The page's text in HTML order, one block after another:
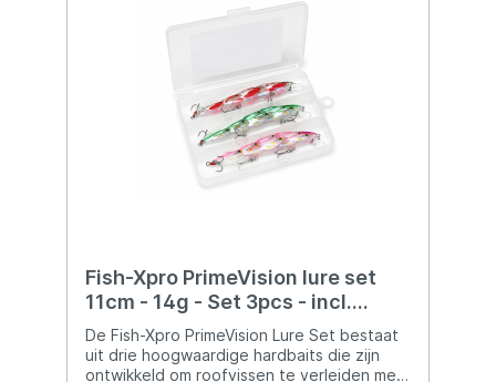
ultrascherpe haken, realistische ogen en
loodvrij – klaar om toe te slaan.
Fish-Xpro PrimeVision lure set
11cm - 14g - Set 3pcs - incl.
Tackle Box
De Fish-Xpro PrimeVision Lure Set bestaat
uit drie hoogwaardige hardbaits die zijn
ontwikkeld om roofvissen te verleiden met